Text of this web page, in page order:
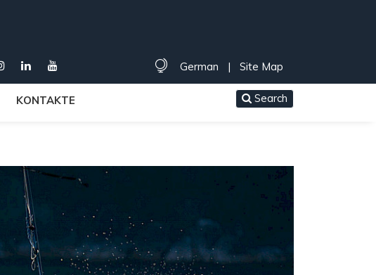
German | Site Map
KONTAKTE Search